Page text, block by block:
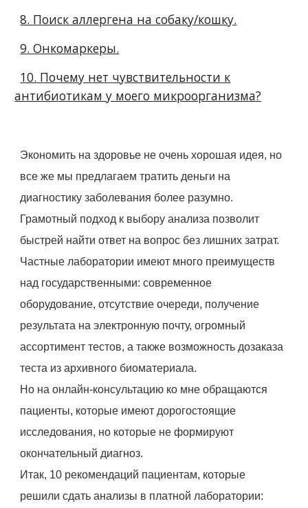
8. Поиск аллергена на собаку/кошку.
9. Онкомаркеры.
10. Почему нет чувствительности к
антибиотикам у моего микроорганизма?
Экономить на здоровье не очень хорошая идея, но
все же мы предлагаем тратить деньги на
диагностику заболевания более разумно.
Грамотный подход к выбору анализа позволит
быстрей найти ответ на вопрос без лишних затрат.
Частные лаборатории имеют много преимуществ
над государственными: современное
оборудование, отсутствие очереди, получение
результата на электронную почту, огромный
ассортимент тестов, а также возможность дозаказа
теста из архивного биоматериала.
Но на онлайн-консультацию ко мне обращаются
пациенты, которые имеют дорогостоящие
исследования, но которые не формируют
окончательный диагноз.
Итак, 10 рекомендаций пациентам, которые
решили сдать анализы в платной лаборатории: